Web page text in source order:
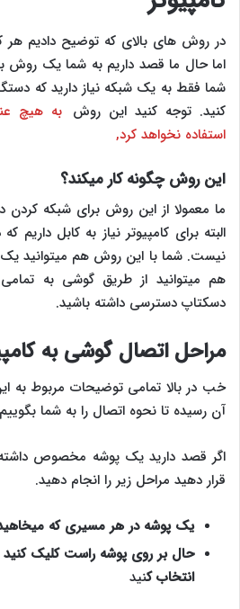
در روش های بالای که توضیح دادیم هر
اما حال ما قصد داریم به شما یک روش
شما فقط به یک شبکه نیاز دارید که
کنید. توجه کنید این روش به هیچ
استفاده نخواهد کرد,
این روش چگونه کار میکند؟
ما معمولا از این روش برای شبکه کردن
البته برای کامپیوتر نیاز به کابل
نیست. شما با این روش هم میتوانید
هم میتوانید از طریق گوشی به
دسکتاپ دسترسی داشته باشید.
مراحل اتصال گوشی به
خب در بالا تمامی توضیحات مربوط به
آن رسیده تا نحوه اتصال را به شما
اگر قصد دارید یک پوشه مخصوص داشته
قرار دهید مراحل زیر را انجام دهید.
یک پوشه در هر مسیری که میخاهید
انتخاب کنید